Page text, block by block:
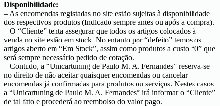
Disponibilidade:
– As encomendas registadas no site estão sujeitas à disponibilidade
dos respectivos produtos (Indicado sempre antes ou após a compra).
– O “Cliente” tenta assegurar que todos os artigos colocados à
venda no site estão em stock. No entanto por “defeito” temos os
artigos aberto em “Em Stock”, assim como produtos a custo “0” que
será sempre necessário pedido de cotação.
– Contudo, a “Unicartuning de Paulo M. A. Fernandes” reserva-se
no direito de não aceitar quaisquer encomendas ou cancelar
encomendas já confirmadas para produtos ou serviços. Nestes casos
a “Unicartuning de Paulo M. A. Fernandes” irá informar o “Cliente”
de tal fato e procederá ao reembolso do valor pago.